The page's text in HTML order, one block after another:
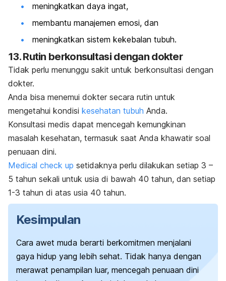
meningkatkan daya ingat,
membantu manajemen emosi, dan
meningkatkan sistem kekebalan tubuh.
13. Rutin berkonsultasi dengan dokter
Tidak perlu menunggu sakit untuk berkonsultasi dengan
dokter.
Anda bisa menemui dokter secara rutin untuk
mengetahui kondisi kesehatan tubuh Anda.
Konsultasi medis dapat mencegah kemungkinan
masalah kesehatan, termasuk saat Anda khawatir soal
penuaan dini.
Medical check up setidaknya perlu dilakukan setiap 3 –
5 tahun sekali untuk usia di bawah 40 tahun, dan setiap
1-3 tahun di atas usia 40 tahun.
Kesimpulan
Cara awet muda berarti berkomitmen menjalani
gaya hidup yang lebih sehat. Tidak hanya dengan
merawat penampilan luar, mencegah penuaan dini